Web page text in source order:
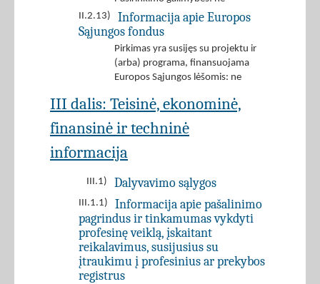
II.2.13)
Informacija apie Europos
Sąjungos fondus
Pirkimas yra susijęs su projektu ir
(arba) programa, finansuojama
Europos Sąjungos lėšomis: ne
III dalis: Teisinė, ekonominė,
finansinė ir techninė
informacija
III.1) Dalyvavimo sąlygos
III.1.1)
Informacija apie pašalinimo
pagrindus ir tinkamumas vykdyti
profesinę veiklą, įskaitant
reikalavimus, susijusius su
įtraukimu į profesinius ar prekybos
registrus